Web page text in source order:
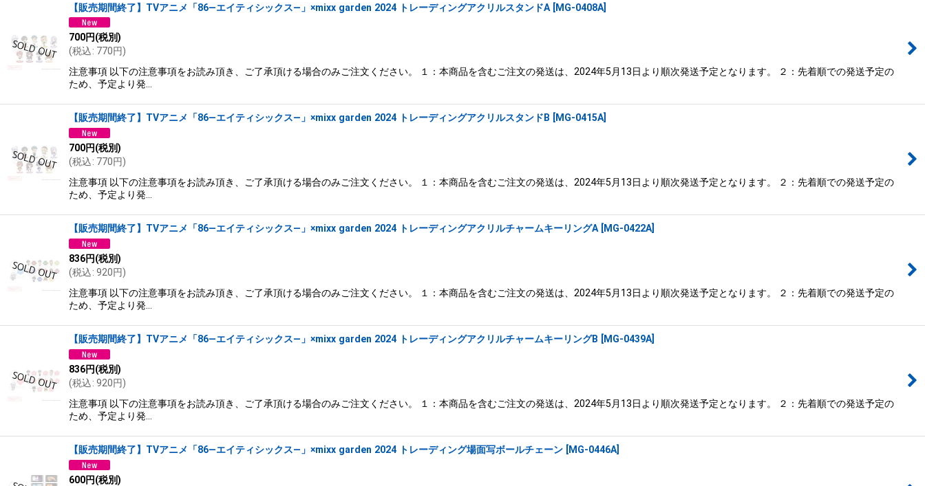
【販売期間終了】TVアニメ「86―エイティシックス―」×mixx garden 2024 トレーディングアクリルスタンドA [MG-0408A]
700円(税別)
(税込: 770円)
注意事項 以下の注意事項をお読み頂き、ご了承頂ける場合のみご注文ください。 １：本商品を含むご注文の発送は、2024年5月13日より順次発送予定となります。 ２：先着順での発送予定の
ため、予定より発…
【販売期間終了】TVアニメ「86―エイティシックス―」×mixx garden 2024 トレーディングアクリルスタンドB MG-0415A]
700円(税別)
(税込: 770円)
注意事項 以下の注意事項をお読み頂き、ご了承頂ける場合のみご注文ください。 １：本商品を含むご注文の発送は、2024年5月13日より順次発送予定となります。 ２：先着順での発送予定の
ため、予定より発…
【販売期間終了】TVアニメ「86―エイティシックス―」×mixx garden 2024 トレーディングアクリルチャームキーリングA MG-0422A
836円(税別)
(税込: 920円)
注意事項 以下の注意事項をお読み頂き、ご了承頂ける場合のみご注文ください。 １：本商品を含むご注文の発送は、2024年5月13日より順次発送予定となります。 ２：先着順での発送予定の
ため、予定より発…
【販売期間終了】TVアニメ「86―エイティシックス―」×mixx garden 2024 トレーディングアクリルチャームキーリングB MG-0439A
836円(税別)
(税込: 920円)
注意事項 以下の注意事項をお読み頂き、ご了承頂ける場合のみご注文ください。 １：本商品を含むご注文の発送は、2024年5月13日より順次発送予定となります。 ２：先着順での発送予定の
ため、予定より発…
【販売期間終了】TVアニメ「86―エイティシックス―」×mixx garden 2024 トレーディング場面写ボールチェーン MG-0446A
600円(税別)